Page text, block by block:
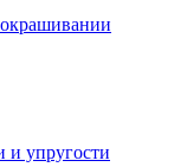
и упругости